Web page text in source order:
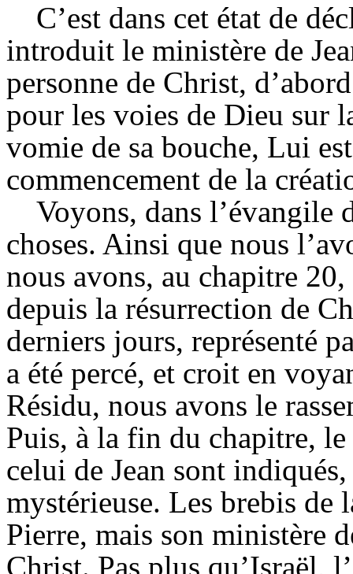
C’est dans cet état de
introduit le ministère de
personne de Christ,
pour les voies de Dieu sur
vomie de sa bouche, Lui
commencement de la
Voyons, dans l’évangile
choses. Ainsi que nous
nous avons, au chapitre
depuis la résurrection de
derniers jours, représenté
a été percé, et croit en
Résidu, nous avons le
Puis, à la fin du chapitre,
celui de Jean sont
mystérieuse. Les brebis de
Pierre, mais son ministère
Christ. Pas plus qu’Israël,